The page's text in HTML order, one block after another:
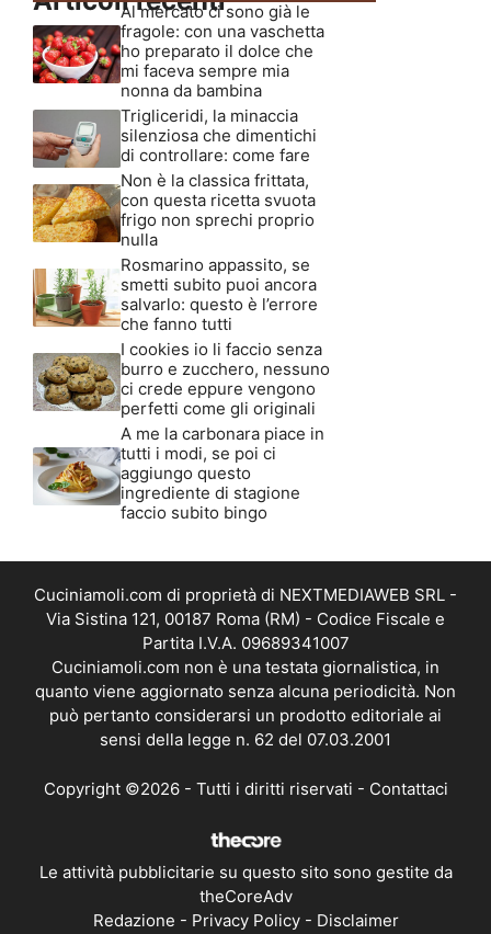
Al mercato ci sono già le
fragole: con una vaschetta
ho preparato il dolce che
mi faceva sempre mia
nonna da bambina
Trigliceridi, la minaccia
silenziosa che dimentichi
di controllare: come fare
Non è la classica frittata,
con questa ricetta svuota
frigo non sprechi proprio
nulla
Rosmarino appassito, se
smetti subito puoi ancora
salvarlo: questo è l’errore
che fanno tutti
I cookies io li faccio senza
burro e zucchero, nessuno
ci crede eppure vengono
perfetti come gli originali
A me la carbonara piace in
tutti i modi, se poi ci
aggiungo questo
ingrediente di stagione
faccio subito bingo
Cuciniamoli.com di proprietà di NEXTMEDIAWEB SRL -
Via Sistina 121, 00187 Roma (RM) - Codice Fiscale e
Partita I.V.A. 09689341007
Cuciniamoli.com non è una testata giornalistica, in
quanto viene aggiornato senza alcuna periodicità. Non
può pertanto considerarsi un prodotto editoriale ai
sensi della legge n. 62 del 07.03.2001
Copyright ©2026 - Tutti i diritti riservati - Contattaci
Le attività pubblicitarie su questo sito sono gestite da
theCoreAdv
Redazione - Privacy Policy- Disclaimer